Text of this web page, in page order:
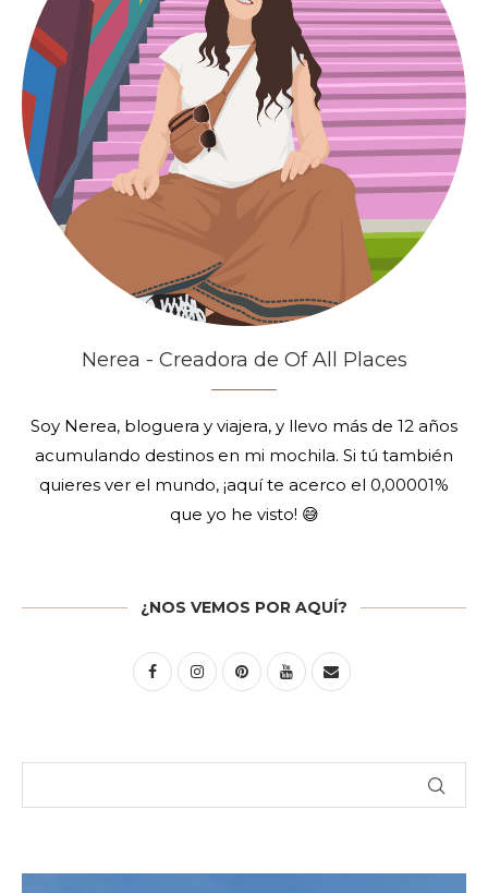
Nerea - Creadora de Of All Places
Soy Nerea, bloguera y viajera, y llevo más de 12 años
acumulando destinos en mi mochila. Si tú también
quieres ver el mundo, ¡aquí te acerco el 0,00001%
que yo he visto! 😅
¿NOS VEMOS POR AQUÍ?